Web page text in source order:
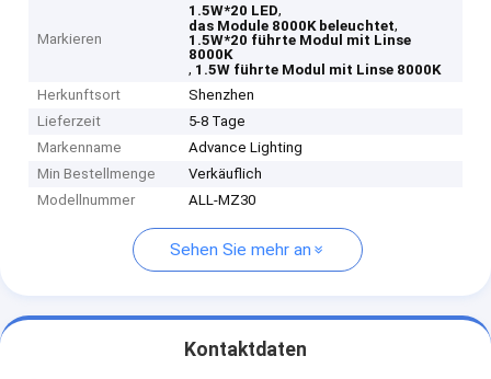
Markieren
1.5W*20 LED,
das Module 8000K beleuchtet,
1.5W*20 führte Modul mit Linse
8000K
, 1.5W führte Modul mit Linse 8000K
Herkunftsort
Shenzhen
Lieferzeit
5-8 Tage
Markenname
Advance Lighting
Min Bestellmenge
Verkäuflich
Modellnummer
ALL-MZ30
Sehen Sie mehr an
Kontaktdaten